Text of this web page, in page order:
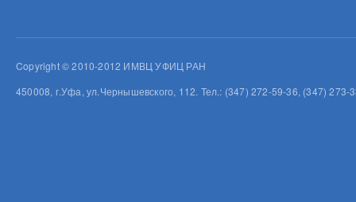
Copyright © 2010-2012 ИМВЦ УФИЦ РАН
450008, г.Уфа, ул.Чернышевского, 112. Тел.: (347) 272-59-36, (347)